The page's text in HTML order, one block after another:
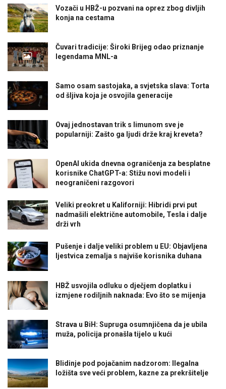
Vozači u HBŽ-u pozvani na oprez zbog divljih
konja na cestama
Čuvari tradicije: Široki Brijeg odao priznanje
legendama MNL-a
Samo osam sastojaka, a svjetska slava: Torta
od šljiva koja je osvojila generacije
Ovaj jednostavan trik s limunom sve je
popularniji: Zašto ga ljudi drže kraj kreveta?
OpenAI ukida dnevna ograničenja za besplatne
korisnike ChatGPT-a: Stižu novi modeli i
neograničeni razgovori
Veliki preokret u Kaliforniji: Hibridi prvi put
nadmašili električne automobile, Tesla i dalje
drži vrh
Pušenje i dalje veliki problem u EU: Objavljena
ljestvica zemalja s najviše korisnika duhana
HBŽ usvojila odluku o dječjem doplatku i
izmjene rodiljnih naknada: Evo što se mijenja
Strava u BiH: Supruga osumnjičena da je ubila
muža, policija pronašla tijelo u kući
Blidinje pod pojačanim nadzorom: Ilegalna
ložišta sve veći problem, kazne za prekršitelje